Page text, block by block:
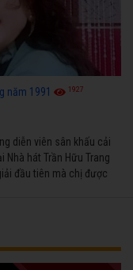
năm 1991 1927
diễn viên sân khấu cải
Nhà hát Trần Hữu Trang
đầu tiên mà chị được